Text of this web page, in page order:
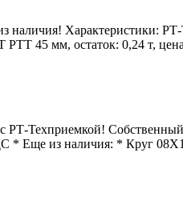
наличия! Характеристики:
45 мм, остаток: 0,24 т,
РТ-Техприемкой!
* Еще из наличия: * Круг